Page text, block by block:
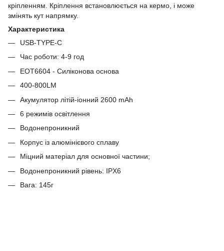
кріпленням. Кріплення встановлюється на кермо, і може
змінять кут напрямку.
Характеристика
USB-TYPE-C
Час роботи: 4-9 год
EOT6604 - Силіконова основа
400-800LM
Акумулятор літій-іонний 2600 mAh
6 режимів освітлення
Водонепроникний
Корпус із алюмінієвого сплаву
Міцний матеріал для основної частини;
Водонепроникний рівень: IPХ6
Вага: 145г